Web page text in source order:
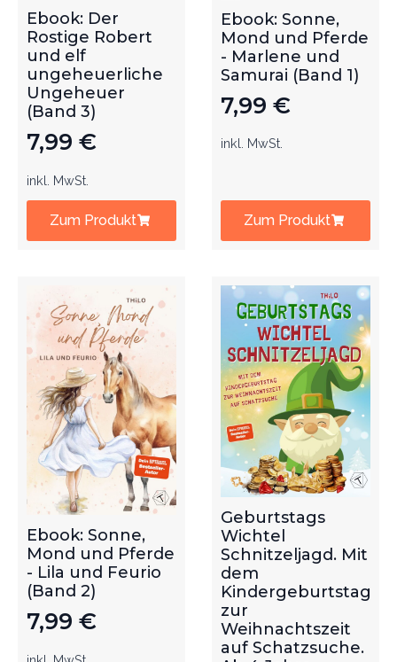
Ebook: Der
Rostige Robert
und elf
ungeheuerliche
Ungeheuer
(Band 3)
7,99 €
inkl. MwSt.
Zum Produkt
Ebook: Sonne,
Mond und Pferde
- Marlene und
Samurai (Band 1)
7,99 €
inkl. MwSt.
Zum Produkt
Ebook: Sonne,
Mond und Pferde
- Lila und Feurio
(Band 2)
7,99 €
Geburtstags
Wichtel
Schnitzeljagd. Mit
dem
Kindergeburtstag
zur
Weihnachtszeit
auf Schatzsuche.